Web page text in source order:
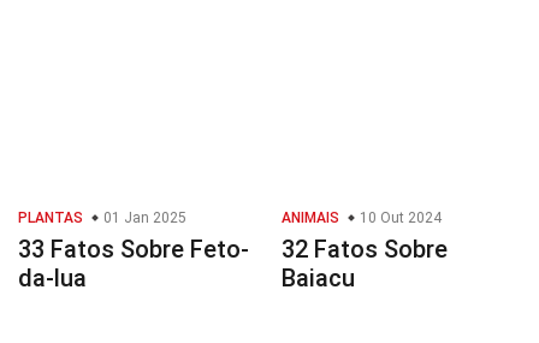
PLANTAS 01 Jan 2025
33 Fatos Sobre Feto-
da-lua
ANIMAIS 10 Out 2024
32 Fatos Sobre
Baiacu